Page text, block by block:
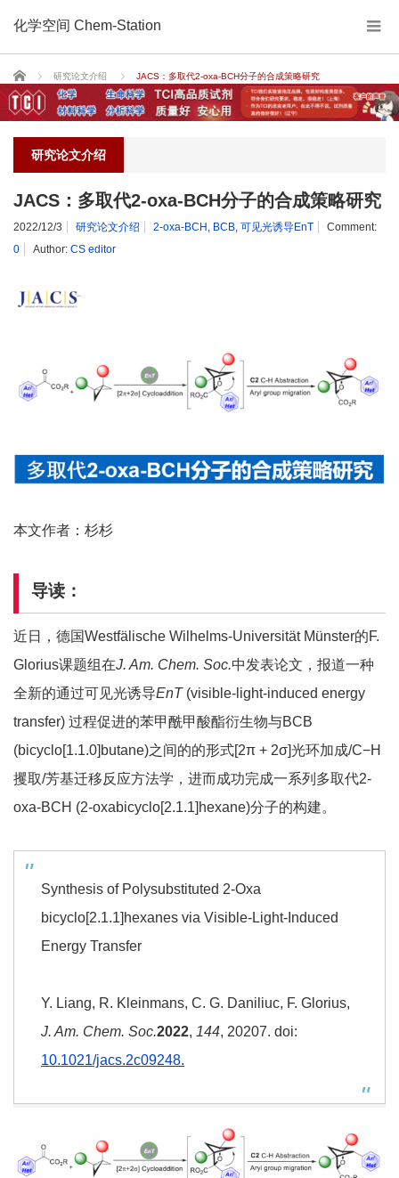
化学空间 Chem-Station
Home 研究论文介绍 JACS：多取代2-oxa-BCH分子的合成策略研究
研究论文介绍
JACS：多取代2-oxa-BCH分子的合成策略研究
2022/12/3 研究论文介绍 2-oxa-BCH BCB 可见光诱导EnT
Comment:
0
Author: CS editor
本文作者：杉杉
导读：
近日，德国Westfälische Wilhelms-Universität Münster的F.
Glorius课题组在J. Am. Chem. Soc.中发表论文，报道一种
全新的通过可见光诱导EnT (visible-light-induced energy
transfer) 过程促进的苯甲酰甲酸酯衍生物与BCB
(bicyclo[1.1.0]butane)之间的的形式[2π + 2σ]光环加成/C−H
攫取/芳基迁移反应方法学，进而成功完成一系列多取代2-
oxa-BCH (2-oxabicyclo[2.1.1]hexane)分子的构建。
Synthesis of Polysubstituted 2‑Oxa
bicyclo[2.1.1]hexanes via Visible-Light-Induced
Energy Transfer
Y. Liang, R. Kleinmans, C. G. Daniliuc, F. Glorius,
J. Am. Chem. Soc.2022, 144, 20207. doi:
10.1021/jacs.2c09248.